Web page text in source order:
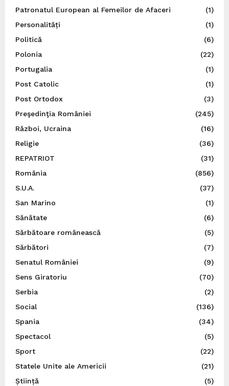
Patronatul European al Femeilor de Afaceri
(1)
Personalități
(1)
Politică
(6)
Polonia
(22)
Portugalia
(1)
Post Catolic
(1)
Post Ortodox
(3)
Preşedinţia României
(245)
Război, Ucraina
(16)
Religie
(36)
REPATRIOT
(31)
România
(856)
S.U.A.
(37)
San Marino
(1)
Sănătate
(6)
Sărbătoare românească
(5)
Sărbători
(7)
Senatul României
(9)
Sens Giratoriu
(70)
Serbia
(2)
Social
(136)
Spania
(34)
Spectacol
(5)
Sport
(22)
Statele Unite ale Americii
(21)
Știință
(5)